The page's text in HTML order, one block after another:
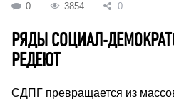
0 3854 0
РЯДЫ СОЦИАЛ-
РЕДЕЮТ
СДПГ превращается из